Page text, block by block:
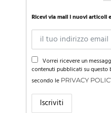
Ricevi via mail i nuovi articoli
Vorrei ricevere un
contenuti pubblicati su
secondo le PRIVACY